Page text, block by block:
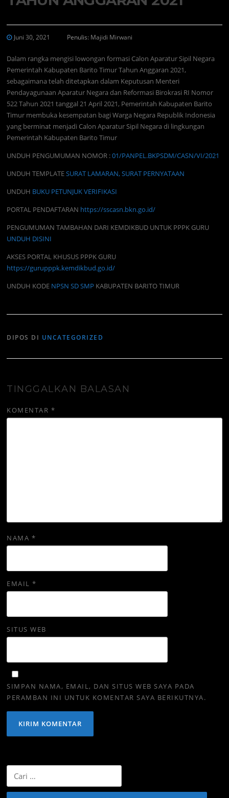
Juni 30, 2021 Penulis: Majidi Mirwani
Dalam rangka mengisi lowongan formasi Calon Aparatur Sipil Negara
Pemerintah Kabupaten Barito Timur Tahun Anggaran 2021,
sebagaimana telah ditetapkan dalam Keputusan Menteri
Pendayagunaan Aparatur Negara dan Reformasi Birokrasi RI Nomor
522 Tahun 2021 tanggal 21 April 2021, Pemerintah Kabupaten Barito
Timur membuka kesempatan bagi Warga Negara Republik Indonesia
yang berminat menjadi Calon Aparatur Sipil Negara di lingkungan
Pemerintah Kabupaten Barito Timur
UNDUH PENGUMUMAN NOMOR :01/PANPEL.BKPSDM/CASN/VI/2021
UNDUH TEMPLATESURAT LAMARAN, SURAT PERNYATAAN
UNDUH BUKU PETUNJUK VERIFIKASI
PORTAL PENDAFTARAN https://sscasn.bkn.go.id/
PENGUMUMAN TAMBAHAN DARI KEMDIKBUD UNTUK PPPK GURU
UNDUH DISINI
AKSES PORTAL KHUSUS PPPK GURU
https://gurupppk.kemdikbud.go.id/
UNDUH KODE NPSN SD SMP KABUPATEN BARITO TIMUR
DIPOS DI UNCATEGORIZED
TINGGALKAN BALASAN
KOMENTAR *
NAMA *
EMAIL*
SITUS WEB
SIMPAN NAMA, EMAIL, DAN SITUS WEB SAYA PADA
PERAMBAN INI UNTUK KOMENTAR SAYA BERIKUTNYA.
untuk: